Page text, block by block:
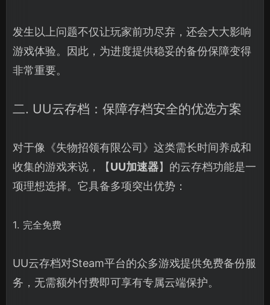
发生以上问题不仅让玩家前功尽弃，还会大大影响
游戏体验。因此，为进度提供稳妥的备份保障变得
非常重要。
二. UU云存档：保障存档安全的优选方案
对于像《失物招领有限公司》这类需长时间养成和
收集的游戏来说，【UU加速器】的云存档功能是一
项理想选择。它具备多项突出优势：
1. 完全免费
UU云存档对Steam平台的众多游戏提供免费备份服
务，无需额外付费即可享有专属云端保护。